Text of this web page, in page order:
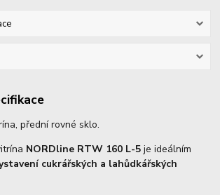
přední rovné sklo.
NORDline RTW 160 L-5 je ideálním
cukrářských a lahůdkářských